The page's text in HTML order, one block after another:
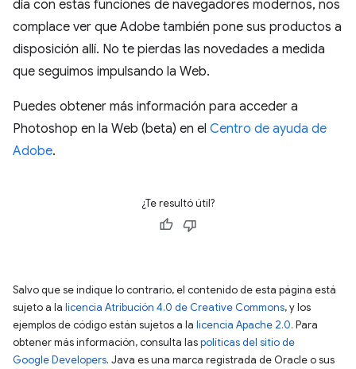
día con estas funciones de navegadores modernos, nos
complace ver que Adobe también pone sus productos a
disposición allí. No te pierdas las novedades a medida
que seguimos impulsando la Web.
Puedes obtener más información para acceder a
Photoshop en la Web (beta) en el Centro de ayuda de
Adobe.
¿Te resultó útil?
Salvo que se indique lo contrario, el contenido de esta página está
sujeto a la licencia Atribución 4.0 de Creative Commons, y los
ejemplos de código están sujetos a la licencia Apache 2.0. Para
obtener más información, consulta laspolíticas del sitio de
Google Developers. Java es una marca registrada de Oracle o sus